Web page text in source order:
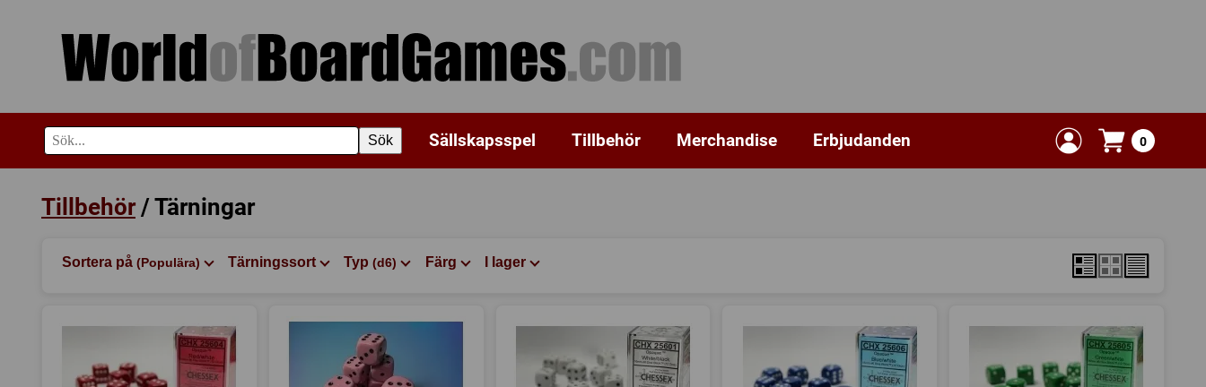
Sök Sällskapsspel Tillbehör Merchandise Erbjudanden 0
Tillbehör / Tärningar
Sortera på (Populära) Tärningssort Typ(d6) Färg I lager